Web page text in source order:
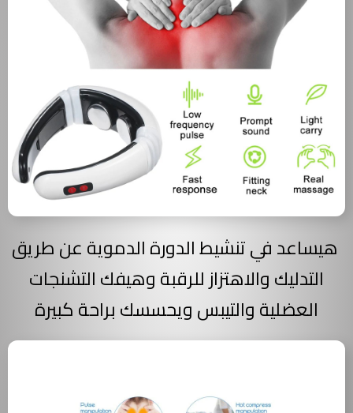
هيساعد في تنشيط الدورة الدموية عن طريق
التدليك والاهتزاز للرقبة وهيفك التشنجات
العضلية والتيبس ويحسسك براحة كبيرة